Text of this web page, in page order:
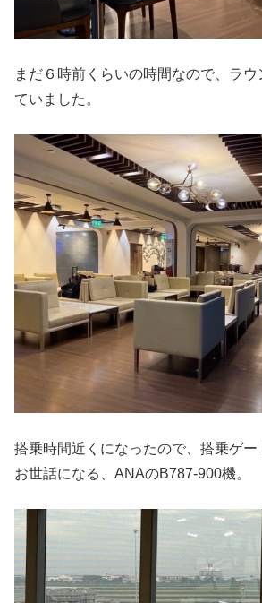
まだ６時前くらいの時間なので、ラ
ていました。
搭乗時間近くになったので、搭乗ゲー
お世話になる、ANAのB787-900機。